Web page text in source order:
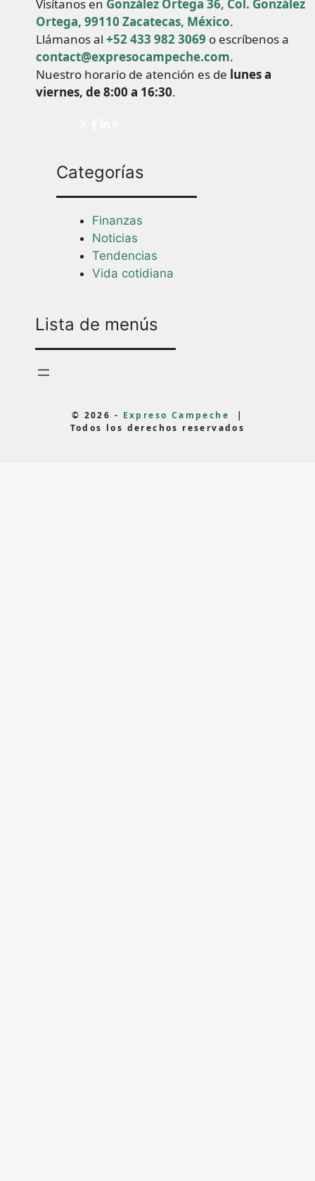
Visítanos en González Ortega 36, Col. González
Ortega, 99110 Zacatecas, México.
Llámanos al +52 433 982 3069 o escríbenos a
contact@expresocampeche.com.
Nuestro horario de atención es de lunes a
viernes, de 8:00 a 16:30.
Categorías
Finanzas
Noticias
Tendencias
Vida cotidiana
Lista de menús
© 2026 - Expreso Campeche
|
Todos los derechos reservados